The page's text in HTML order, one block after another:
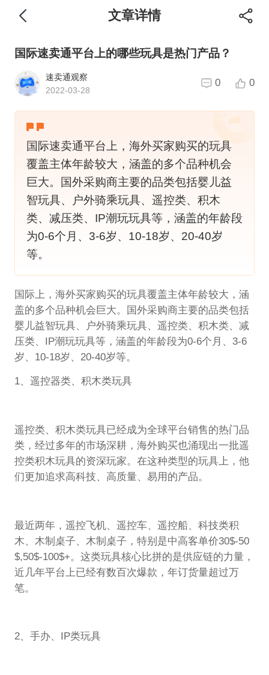
文章详情
国际速卖通平台上的哪些玩具是热门产品？
速卖通观察
2022-03-28
0 0
国际速卖通平台上，海外买家购买的玩具
覆盖主体年龄较大，涵盖的多个品种机会
巨大。国外采购商主要的品类包括婴儿益
智玩具、户外骑乘玩具、遥控类、积木
类、减压类、IP潮玩玩具等，涵盖的年龄段
为0-6个月、3-6岁、10-18岁、20-40岁
等。
国际上，海外买家购买的玩具覆盖主体年龄较大，涵
盖的多个品种机会巨大。国外采购商主要的品类包括
婴儿益智玩具、户外骑乘玩具、遥控类、积木类、减
压类、IP潮玩玩具等，涵盖的年龄段为0-6个月、3-6
岁、10-18岁、20-40岁等。
1、遥控器类、积木类玩具
遥控类、积木类玩具已经成为全球平台销售的热门品
类，经过多年的市场深耕，海外购买也涌现出一批遥
控类积木玩具的资深玩家。在这种类型的玩具上，他
们更加追求高科技、高质量、易用的产品。
最近两年，遥控飞机、遥控车、遥控船、科技类积
木、木制桌子、木制桌子，特别是中高客单价30$-50
$,50$-100$+。这类玩具核心比拼的是供应链的力量，
近几年平台上已经有数百次爆款，年订货量超过万
笔。
2、手办、IP类玩具